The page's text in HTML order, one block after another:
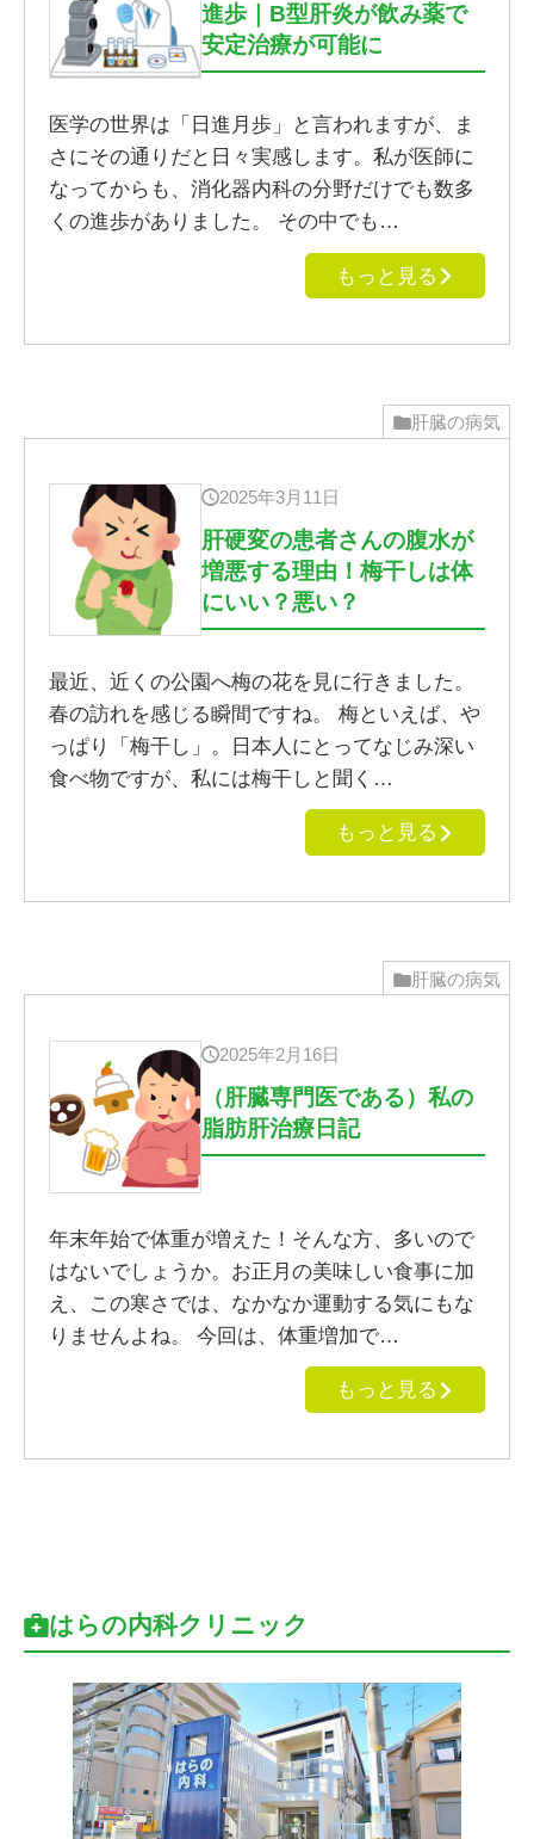
進歩｜B型肝炎が飲み薬で
安定治療が可能に
医学の世界は「日進月歩」と言われますが、ま
さにその通りだと日々実感します。私が医師に
なってからも、消化器内科の分野だけでも数多
くの進歩がありました。 その中でも…
もっと見る
肝臓の病気
2025年3月11日
肝硬変の患者さんの腹水が
増悪する理由！梅干しは体
にいい？悪い？
最近、近くの公園へ梅の花を見に行きました。
春の訪れを感じる瞬間ですね。 梅といえば、や
っぱり「梅干し」。日本人にとってなじみ深い
食べ物ですが、私には梅干しと聞く…
もっと見る
肝臓の病気
2025年2月16日
（肝臓専門医である）私の
脂肪肝治療日記
年末年始で体重が増えた！そんな方、多いので
はないでしょうか。お正月の美味しい食事に加
え、この寒さでは、なかなか運動する気にもな
りませんよね。 今回は、体重増加で…
もっと見る
はらの内科クリニック